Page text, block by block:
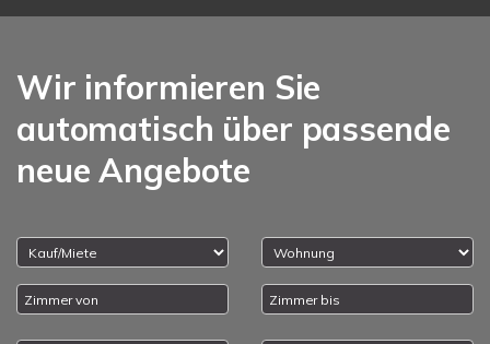
Wir informieren Sie
automatisch über passende
neue Angebote